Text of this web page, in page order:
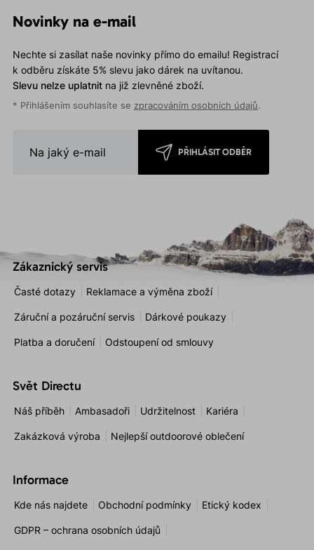
Novinky na e-mail
Nechte si zasílat naše novinky přímo do emailu! Registrací
k odběru získáte 5% slevu jako dárek na uvítanou.
Slevu nelze uplatnitna již zlevněné zboží.
* Přihlášením souhlasíte se zpracováním osobních údajů.
PŘIHLÁSIT ODBĚR
Zákaznický servis
Časté dotazy Reklamace a výměna zboží
Záruční a pozáruční servis Dárkové poukazy
Platba a doručení Odstoupení od smlouvy
Svět Directu
Náš příběh Ambasadoři Udržitelnost Kariéra
Zakázková výroba Nejlepší outdoorové oblečení
Informace
Kde nás najdete Obchodní podmínky Etický kodex
GDPR – ochrana osobních údajů